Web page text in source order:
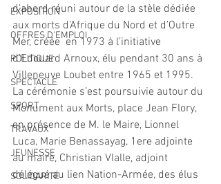
EXPOSITION
OFFRES D'EMPLOI
POLITIQUE
SPECTACLE
SPORT
TRAVAUX
JEUNESSE
SOLIDARITÉ
d’abord réuni autour de la stèle dédiée
aux morts d’Afrique du Nord et d’Outre
Mer, créée  en 1973 à l’initiative
d’Edouard Arnoux, élu pendant 30 ans à
Villeneuve Loubet entre 1965 et 1995.
La cérémonie s’est poursuivie autour du
Monument aux Morts, place Jean Flory,
en présence de M. le Maire, Lionnel
Luca, Marie Benassayag, 1ere adjointe
au maire, Christian VIalle, adjoint
délégué au lien Nation-Armée, des élus